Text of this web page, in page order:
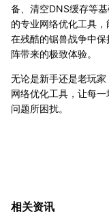
备、清空DNS缓存等
的专业网络优化工具
在残酷的锯兽战争中
阵带来的极致体验。
无论是新手还是老玩
网络优化工具，让每
问题所困扰。
相关资讯